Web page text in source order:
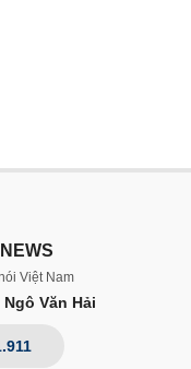
Việt Nam
Ngô Văn Hải